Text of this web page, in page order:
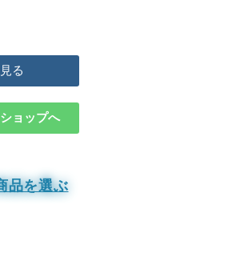
見る
ョップへ
品を選ぶ